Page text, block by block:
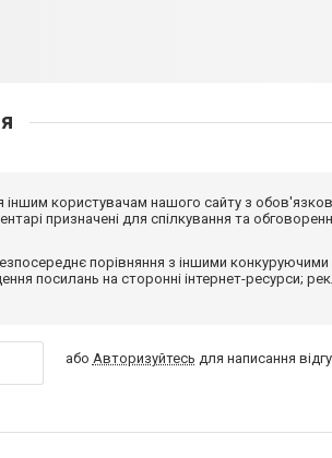
іншим користувачам нашого сайту з
призначені для спілкування та
порівняння з іншими конкуруючими
посилань на сторонні інтернет-ресурси;
або Авторизуйтесь для написання